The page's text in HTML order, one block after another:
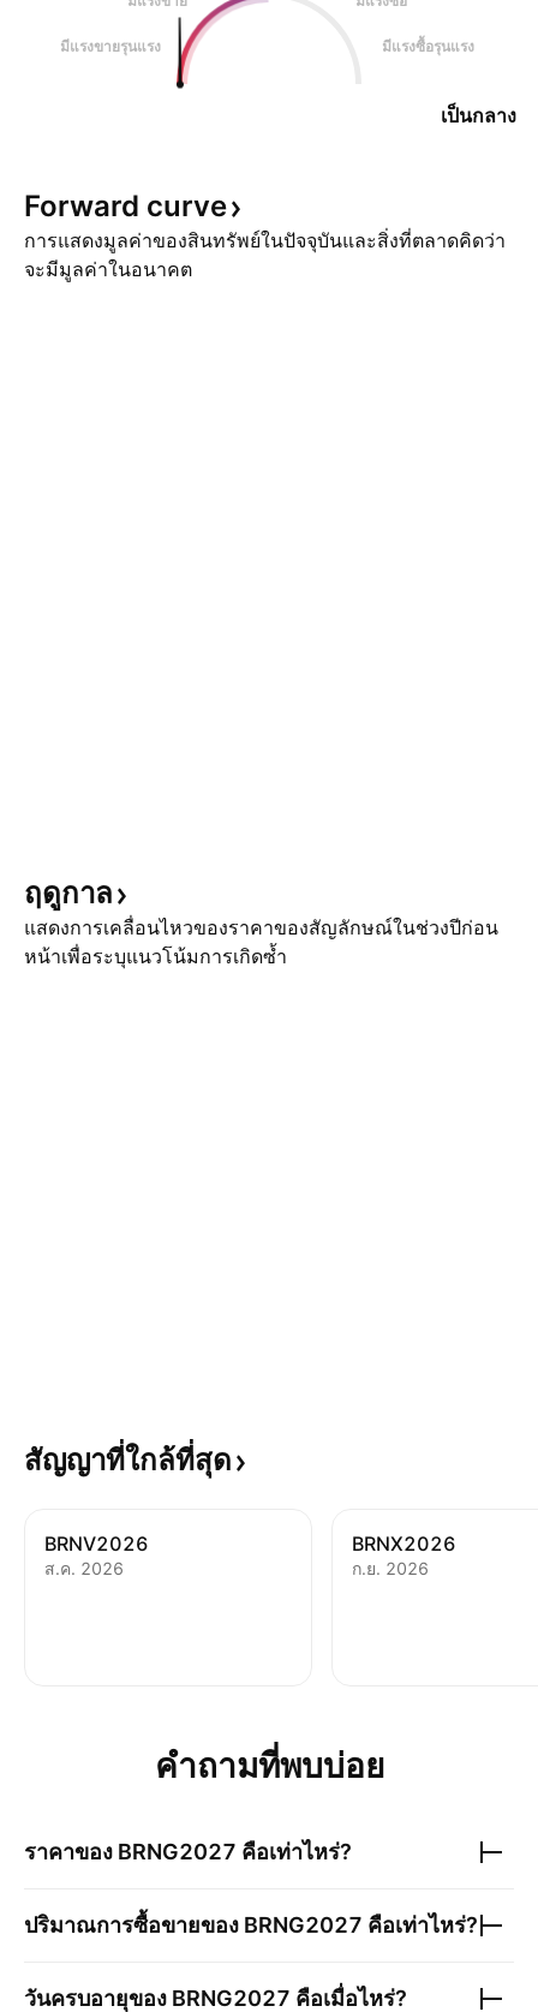
มีแรงขายรุนแรง มีแรงซื้อรุนแรง
เป็นกลาง
Forward curve
การแสดงมูลค่าของสินทรัพย์ในปัจจุบันและสิ่งที่ตลาดคิดว่า
จะมีมูลค่าในอนาคต
ฤดูกาล
แสดงการเคลื่อนไหวของราคาของสัญลักษณ์ในช่วงปีก่อน
หน้าเพื่อระบุแนวโน้มการเกิดซ้ำ
สัญญาที่ใกล้ที่สุด
BRNV2026
ส.ค. 2026
BRNX2026
ก.ย. 2026
คำถามที่พบบ่อย
ราคาของ BRNG2027 คือเท่าไหร่?
ปริมาณการซื้อขายของ BRNG2027 คือเท่าไหร่?
วันครบอายุของ BRNG2027 คือเมื่อไหร่?